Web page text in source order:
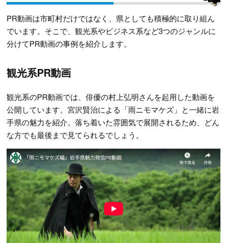
PR動画は市町村だけではなく、県としても積極的に取り組ん
でいます。そこで、観光系やビジネス系など3つのジャンルに
分けてPR動画の事例を紹介します。
観光系PR動画
観光系のPR動画では、俳優の村上弘明さんを起用した動画を
公開しています。宮沢賢治による「雨ニモマケズ」と一緒に岩
手県の魅力を紹介。落ち着いた雰囲気で展開されるため、どん
な方でも最後まで見てられるでしょう。